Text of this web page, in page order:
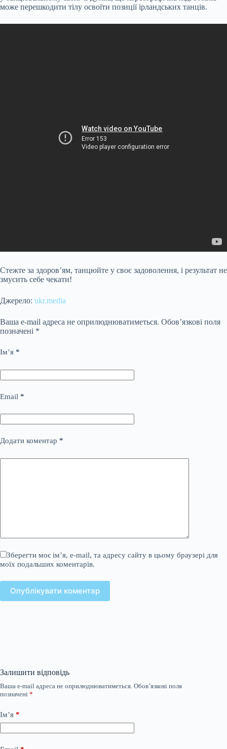
може перешкодити тілу освоїти позиції ірландських танців.
Стежте за здоров’ям, танцюйте у своє задоволення, і результат не
змусить себе чекати!
Джерело: ukr.media
Ваша e-mail адреса не оприлюднюватиметься. Обов’язкові поля
позначені *
Ім’я *
Email *
Додати коментар *
Зберегти моє ім’я, e-mail, та адресу сайту в цьому браузері для
моїх подальших коментарів.
Опублікувати коментар
Залишити відповідь
Ваша e-mail адреса не оприлюднюватиметься. Обов’язкові поля
позначені *
Ім’я *